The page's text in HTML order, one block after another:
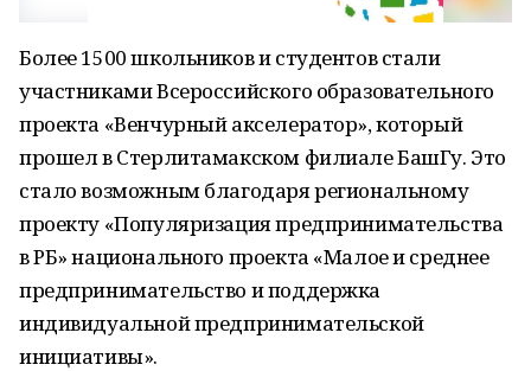
Более 1500 школьников и студентов стали
участниками Всероссийского образовательного
проекта «Венчурный акселератор», который
прошел в Стерлитамакском филиале БашГу. Это
стало возможным благодаря региональному
проекту «Популяризация предпринимательства
в РБ» национального проекта «Малое и среднее
предпринимательство и поддержка
индивидуальной предпринимательской
инициативы».